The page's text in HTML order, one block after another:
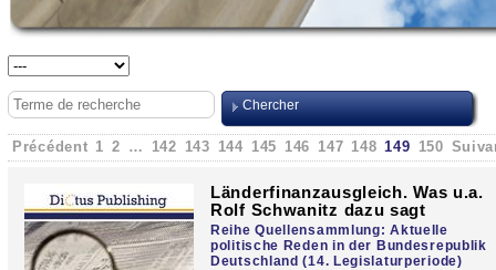
Précédent 1 2 … 142 143 144 145 146 147 148 149 150
Länderfinanzausgleich. Was u.a.
Rolf Schwanitz dazu sagt
Reihe Quellensammlung: Aktuelle
politische Reden in der Bundesrepublik
Deutschland (14. Legislaturperiode)